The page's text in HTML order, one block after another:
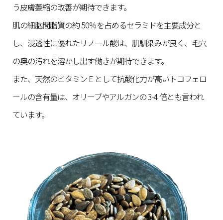
う皮膚萎縮の改善が期待できます。
肌の細胞間脂質の約 50％を占めるセラミドを主要成分と
し、浸透性に優れたリノール酸は、肌馴染みが良く、毛穴
の奥の汚れを溶かし出す働きが期待できます。
また、天然のビタミン E として抗酸化力が高いトコフェロ
ールの含有量は、オリーブやアルガンの 3-4 倍とも言われ
ています。